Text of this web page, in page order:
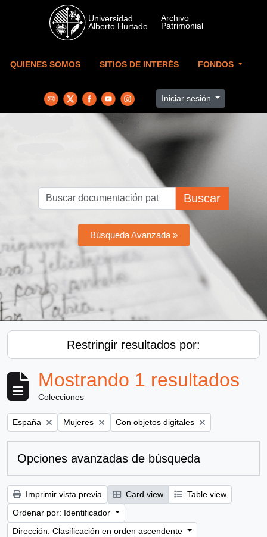
Skip to main content
QUIENES SOMOS SITIOS DE INTERÉS FONDOS
Iniciar sesión
Buscar
Búsqueda Avanzada »
Restringir resultados por:
Mostrando 1 resultados
Colecciones
Remove filter:
España Remove filter:
Mujeres Remove filter:
Con objetos digitales
Opciones avanzadas de búsqueda
Imprimir vista previa Card view
Table view
Ordenar por: Identificador
Dirección: Clasificación en orden ascendente